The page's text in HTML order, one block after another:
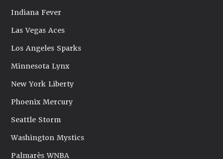
Indiana Fever
Las Vegas Aces
Los Angeles Sparks
Minnesota Lynx
New York Liberty
Phoenix Mercury
Seattle Storm
Washington Mystics
Palmarès WNBA